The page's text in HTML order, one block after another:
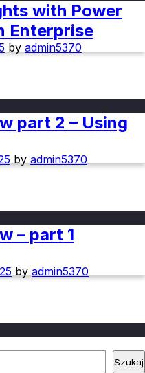
with Power
Enterprise
by admin5370
part 2 – Using
by admin5370
– part 1
by admin5370
Szukaj